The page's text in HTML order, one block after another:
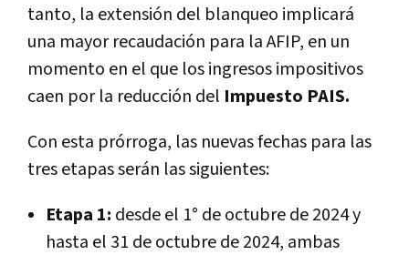
tanto, la extensión del blanqueo implicará
una mayor recaudación para la AFIP, en un
momento en el que los ingresos impositivos
caen por la reducción del Impuesto PAIS.
Con esta prórroga, las nuevas fechas para las
tres etapas serán las siguientes:
Etapa 1: desde el 1° de octubre de 2024 y
hasta el 31 de octubre de 2024, ambas